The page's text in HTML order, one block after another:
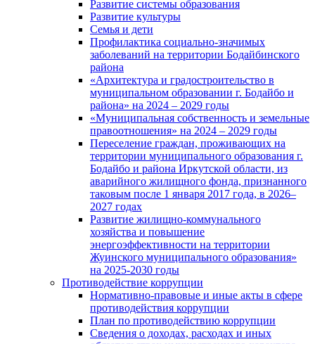
Развитие системы образования
Развитие культуры
Семья и дети
Профилактика социально-значимых
заболеваний на территории Бодайбинского
района
«Архитектура и градостроительство в
муниципальном образовании г. Бодайбо и
района» на 2024 – 2029 годы
«Муниципальная собственность и земельные
правоотношения» на 2024 – 2029 годы
Переселение граждан, проживающих на
территории муниципального образования г.
Бодайбо и района Иркутской области, из
аварийного жилищного фонда, признанного
таковым после 1 января 2017 года, в 2026–
2027 годах
Развитие жилищно-коммунального
хозяйства и повышение
энергоэффективности на территории
Жуинского муниципального образования»
на 2025-2030 годы
Противодействие коррупции
Нормативно-правовые и иные акты в сфере
противодействия коррупции
План по противодействию коррупции
Сведения о доходах, расходах и иных